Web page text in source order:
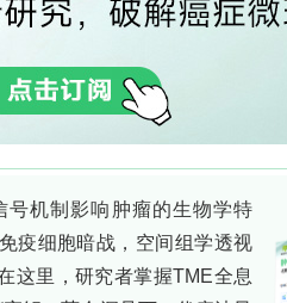
，用以假型化慢病毒载
出了显著逃逸中和抗体
性靶向
队比较了传统单链可变
。他们将靶向人CD3ε（T